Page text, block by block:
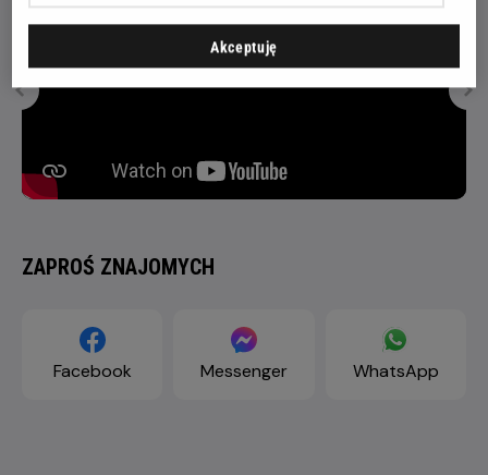
ZAPROŚ ZNAJOMYCH
Facebook Messenger WhatsApp
Akceptuję